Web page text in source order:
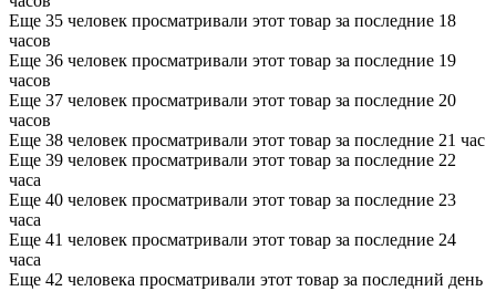
Еще 35 человек просматривали этот товар за последние 18
часов
Еще 36 человек просматривали этот товар за последние 19
часов
Еще 37 человек просматривали этот товар за последние 20
часов
Еще 38 человек просматривали этот товар за последние 21 час
Еще 39 человек просматривали этот товар за последние 22
часа
Еще 40 человек просматривали этот товар за последние 23
часа
Еще 41 человек просматривали этот товар за последние 24
часа
Еще 42 человека просматривали этот товар за последний день